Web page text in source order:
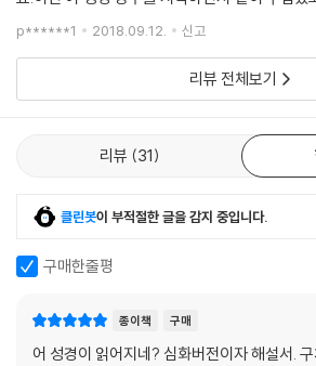
판이 오랜만에 나온 것 같아 같이 구입하였습니
면 꼭 구입해서,
p******1 2018.09.12. 신고
리뷰 전체보기
리뷰 31
클린봇이 부적절한 글을 감지 중입니다.
구매한줄평
종이책 구매
어 성경이 읽어지네? 심화버전이자 해설서.